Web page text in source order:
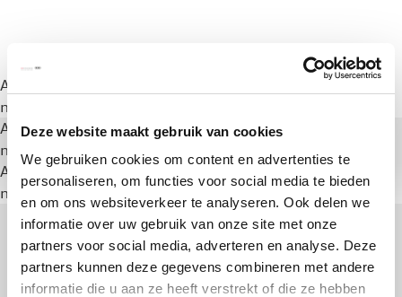
Deze website maakt gebruik van cookies
We gebruiken cookies om content en advertenties te
personaliseren, om functies voor social media te bieden
en om ons websiteverkeer te analyseren. Ook delen we
informatie over uw gebruik van onze site met onze
partners voor social media, adverteren en analyse. Deze
partners kunnen deze gegevens combineren met andere
informatie die u aan ze heeft verstrekt of die ze hebben
A rendering error occurred:
a.substring(...).replaceAll is
not a function
A rendering error occurred:a.substring(...).replaceAll is
not a function
A rendering error occurred:
a.substring(...).replaceAll is
not a function